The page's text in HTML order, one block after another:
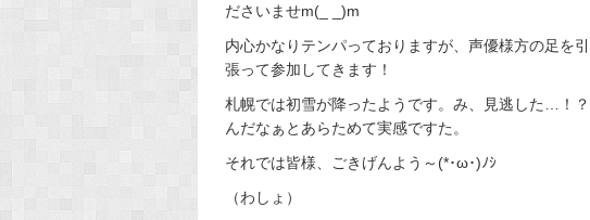
ださいませm(_ _)m
内心かなりテンパっておりますが、声優様方の足を
張って参加してきます！
札幌では初雪が降ったようです。み、見逃した…！
んだなぁとあらためて実感ですた。
それでは皆様、ごきげんよう～(*･ω･)ﾉｼ
（わしょ）